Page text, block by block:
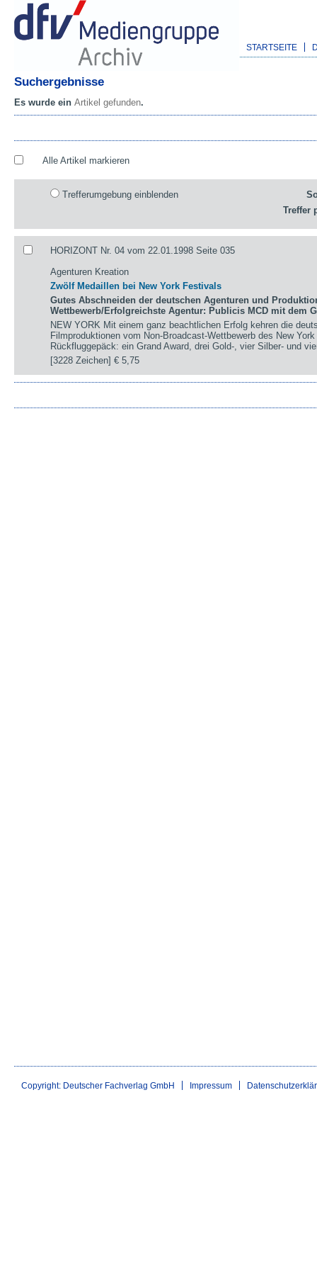
STARTSEITE
Suchergebnisse
Es wurde ein Artikel gefunden.
Alle Artikel markieren
Trefferumgebung einblenden
Treffer
HORIZONT Nr. 04 vom 22.01.1998 Seite 035
Agenturen Kreation
Zwölf Medaillen bei New York Festivals
Gutes Abschneiden der deutschen Agenturen und
Wettbewerb/Erfolgreichste Agentur: Publicis MCD mit dem
NEW YORK Mit einem ganz beachtlichen Erfolg kehren die
Filmproduktionen vom Non-Broadcast-Wettbewerb des New
Rückfluggepäck: ein Grand Award, drei Gold-, vier Silber- und
[3228 Zeichen]€ 5,75
Copyright: Deutscher Fachverlag GmbH Impressum